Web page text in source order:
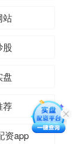
站
股
盘
荐
资app